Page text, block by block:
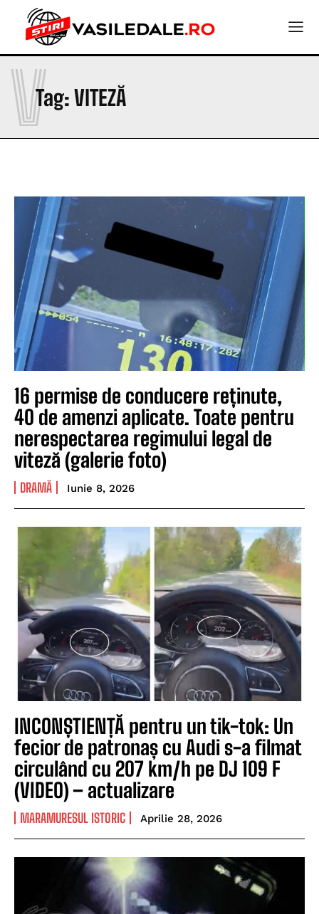
Tag:VITEZĂ
V
16 permise de conducere reținute,
40 de amenzi aplicate. Toate pentru
nerespectarea regimului legal de
viteză (galerie foto)
DRAMĂ Iunie 8, 2026
INCONȘTIENȚĂ pentru un tik-tok: Un
fecior de patronaș cu Audi s-a filmat
circulând cu 207 km/h pe DJ 109 F
(VIDEO) – actualizare
MARAMURESUL ISTORIC Aprilie 28, 2026